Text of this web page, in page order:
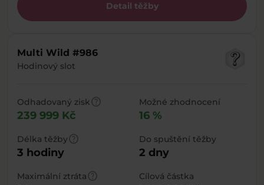
Detail těžby
Multi Wild #986
Hodinový slot
Odhadovaný ziskhelp
239 999 Kč
Možné zhodnocení
16 %
Délka těžbyhelp
3 hodiny
Do spuštění těžby
2 dny
Maximální ztrátahelp Cílová částka